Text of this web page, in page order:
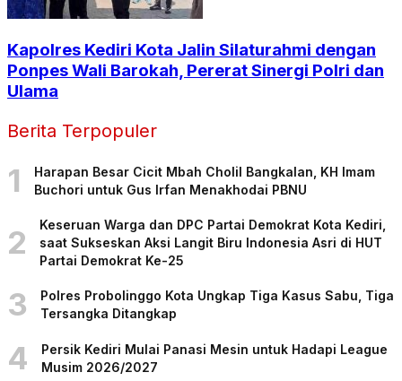
Kapolres Kediri Kota Jalin Silaturahmi dengan
Ponpes Wali Barokah, Pererat Sinergi Polri dan
Ulama
Berita Terpopuler
1
Harapan Besar Cicit Mbah Cholil Bangkalan, KH Imam
Buchori untuk Gus Irfan Menakhodai PBNU
2
Keseruan Warga dan DPC Partai Demokrat Kota Kediri,
saat Sukseskan Aksi Langit Biru Indonesia Asri di HUT
Partai Demokrat Ke-25
3
Polres Probolinggo Kota Ungkap Tiga Kasus Sabu, Tiga
Tersangka Ditangkap
4
Persik Kediri Mulai Panasi Mesin untuk Hadapi League
Musim 2026/2027